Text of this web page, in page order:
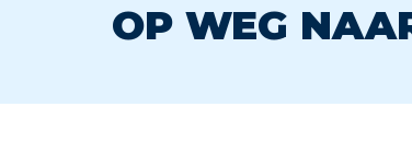
OP WEG